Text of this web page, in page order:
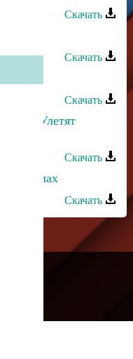
Скачать
знай
Скачать
Скачать
- Улетят
Скачать
ила Аллах
Скачать